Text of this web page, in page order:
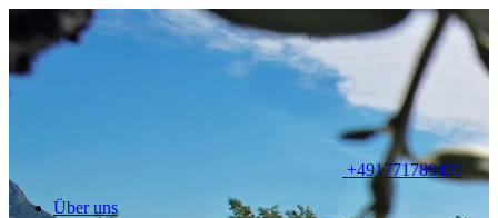
+491771789427
Über uns